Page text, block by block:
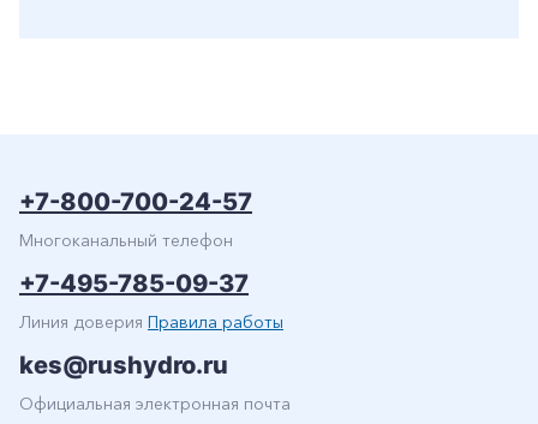
+7-800-700-24-57
Многоканальный телефон
+7-495-785-09-37
Линия доверия Правила работы
kes@rushydro.ru
Официальная электронная почта